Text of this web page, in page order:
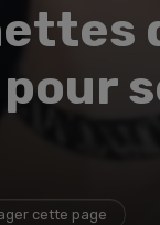
cette page